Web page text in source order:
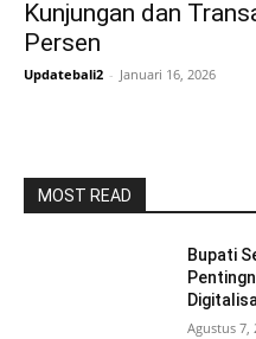
Kunjungan dan
Persen
Updatebali2 - Januari 16, 2026
MOST READ
Bupati
Agustus 7,